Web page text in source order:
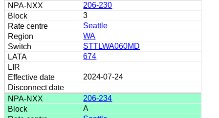
206-230
3
Seattle
WA
STTLWA060MD
674
2024-07-24
206-234
A